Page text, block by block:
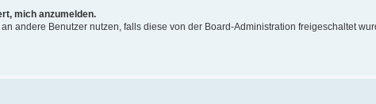
mich anzumelden.
andere Benutzer nutzen, falls diese von der Board-Administration freigeschaltet